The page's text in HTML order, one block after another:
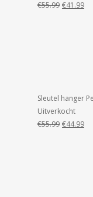
€55.99 €41.99
Sleutel hanger
Uitverkocht
€55.99 €44.99